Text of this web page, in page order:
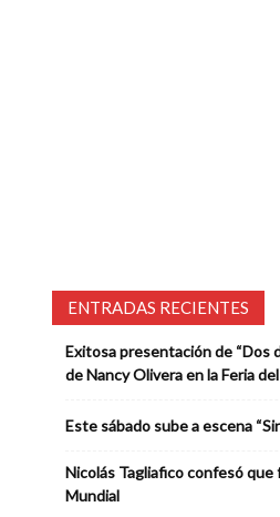
ENTRADAS RECIENTES
Exitosa presentación de “Dos
de Nancy Olivera en la Feria
Este sábado sube a escena
Nicolás Tagliafico confesó que
Mundial